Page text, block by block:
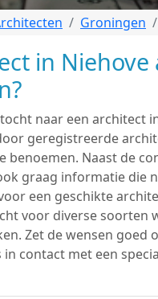
Groningen
in Niehove
naar een architect
geregistreerde
benoemen. Naast de
graag informatie die
een geschikte
voor diverse soorten
Zet de wensen goed
in contact met een